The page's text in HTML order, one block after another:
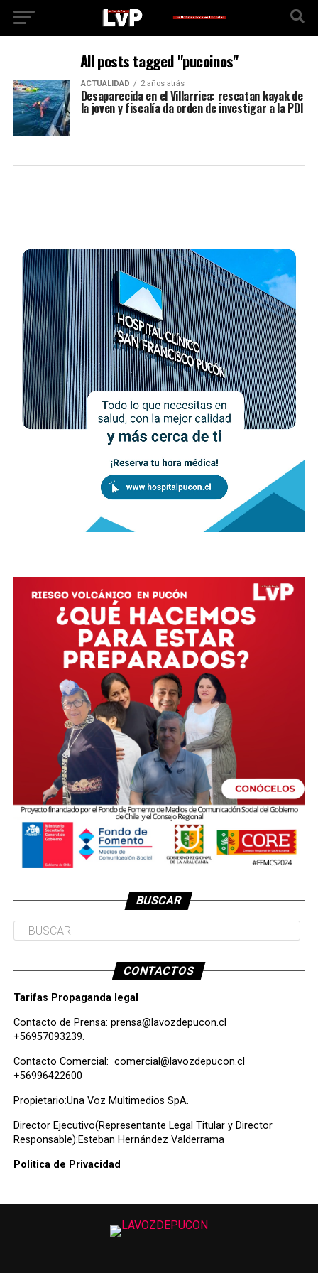
All posts tagged "pucoinos"
ACTUALIDAD 2 años atrás
Desaparecida en el Villarrica: rescatan kayak de
la joven y fiscalía da orden de investigar a la PDI
BUSCAR
CONTACTOS
Tarifas Propaganda legal
Contacto de Prensa: prensa@lavozdepucon.cl
+56957093239.
Contacto Comercial: comercial@lavozdepucon.cl
+56996422600
Propietario:Una Voz Multimedios SpA.
Director Ejecutivo(Representante Legal Titular y Director
Responsable):Esteban Hernández Valderrama
Politica de Privacidad